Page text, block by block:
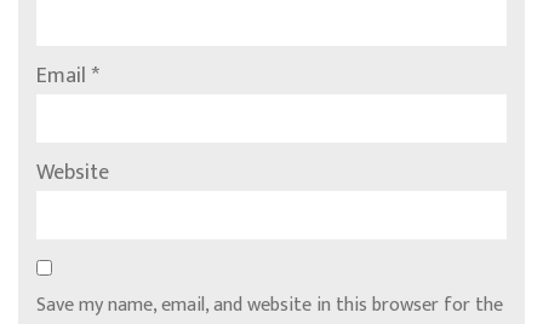
Email*
Website
Save my name, email, and website in this browser for the